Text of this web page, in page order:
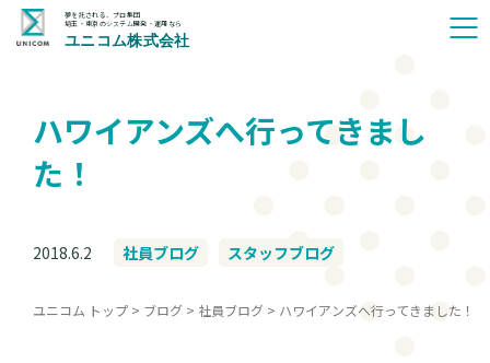
夢を託される、プロ集団
埼玉・東京のシステム開発・運用なら
ユニコム株式会社
ハワイアンズへ行ってきまし
た！
2018.6.2 社員ブログ スタッフブログ
ユニコム トップ > ブログ > 社員ブログ > ハワイアンズへ行ってきました！